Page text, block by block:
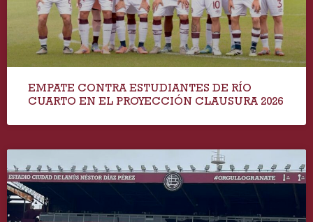
EMPATE CONTRA ESTUDIANTES DE RÍO
CUARTO EN EL PROYECCIÓN CLAUSURA 2026